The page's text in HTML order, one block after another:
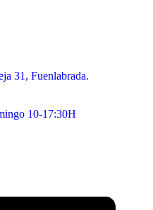
31, Fuenlabrada.
10-17:30H